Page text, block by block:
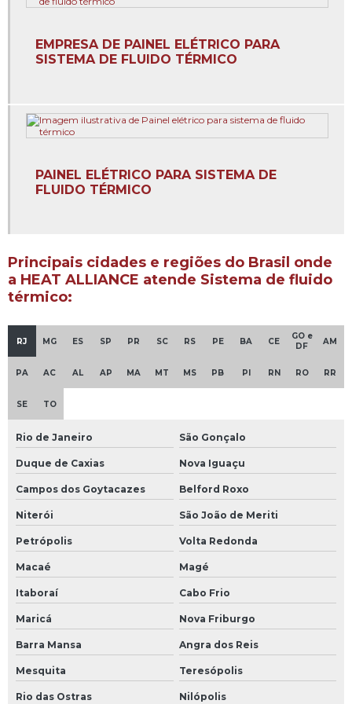
Empresa de comissionamento de sistema de fluido
Empresa especializada em sistema de fluido térmico
Empresa de instalação de caldeiras
Empresa de instalação de caldeiras em sumaré
Empresa de isolamento térmico para sistema de fluidos
Empresa de painel elétrico para sistema de fluido térmico
tubulação
Empresa de projeto de sistema de fluido térmico
Empresa que faz instalação de caldeiras
Empresa de skid de bombas
Empresa de tanques para sistema de fluido térmico
Empresa de treinamento em sistema de fluido térmico
Enchimento de sistema de fluido térmico
Engenharia de montagem industrial
Escaneamento 3d de tubulações industriais
Escaneamento nuvem de pontos
EMPRESA DE PAINEL ELÉTRICO PARA
SISTEMA DE FLUIDO TÉRMICO
PAINEL ELÉTRICO PARA SISTEMA DE
FLUIDO TÉRMICO
Principais cidades e regiões do Brasil onde
a HEAT ALLIANCE atende Sistema de fluido
térmico:
RJ MG ES SP PR SC RS PE BA CE
GO e
DF
AM
PA AC AL AP MA MT MS PB PI RN RO RR
SE TO
Rio de Janeiro São Gonçalo
Duque de Caxias Nova Iguaçu
Campos dos Goytacazes Belford Roxo
Niterói São João de Meriti
Petrópolis Volta Redonda
Macaé Magé
Itaboraí Cabo Frio
Maricá Nova Friburgo
Barra Mansa Angra dos Reis
Mesquita Teresópolis
Rio das Ostras Nilópolis